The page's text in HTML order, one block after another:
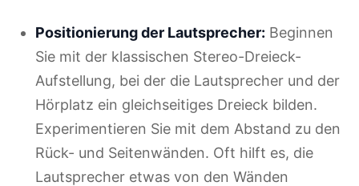
Positionierung der Lautsprecher: Beginnen
Sie mit der klassischen Stereo-Dreieck-
Aufstellung, bei der die Lautsprecher und der
Hörplatz ein gleichseitiges Dreieck bilden.
Experimentieren Sie mit dem Abstand zu den
Rück- und Seitenwänden. Oft hilft es, die
Lautsprecher etwas von den Wänden